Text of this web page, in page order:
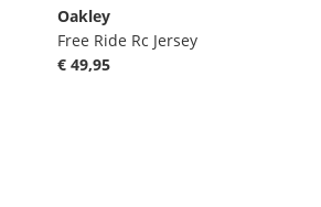
Oakley
Free Ride Rc Jersey
€ 49,95